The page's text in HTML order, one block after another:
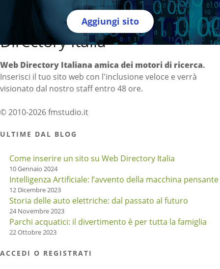
Aggiungi sito
Directory Italia
Web Directory Italiana amica dei motori di ricerca.
Inserisci il tuo sito web con l'inclusione veloce e verrà
visionato dal nostro staff entro 48 ore.
© 2010-2026 fmstudio.it
ULTIME DAL BLOG
Come inserire un sito su Web Directory Italia
10 Gennaio 2024
Intelligenza Artificiale: l’avvento della macchina pensante
12 Dicembre 2023
Storia delle auto elettriche: dal passato al futuro
24 Novembre 2023
Parchi acquatici: il divertimento è per tutta la famiglia
22 Ottobre 2023
ACCEDI O REGISTRATI